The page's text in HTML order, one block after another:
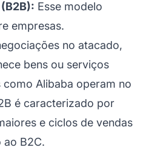
Esse modelo
empresas.
no atacado,
bens ou serviços
Alibaba operam no
é caracterizado por
e ciclos de vendas
ao B2C.